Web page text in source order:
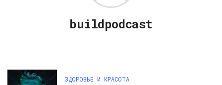
buildpodcast
ЗДОРОВЬЕ И КРАСОТА